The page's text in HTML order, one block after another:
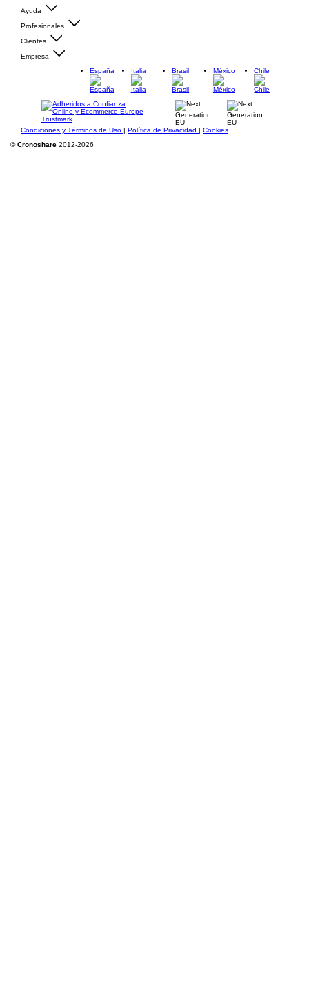
Ayuda
Profesionales
Clientes
Empresa
España
Italia Brasil México Chile
Condiciones y Términos de Uso | Política de Privacidad | Cookies
©Cronoshare 2012-2026